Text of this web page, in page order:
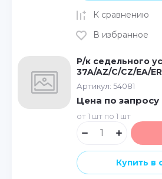
К сравнению
В избранное
Р/к седельного
37A/AZ/C/CZ/EA/
Артикул: 54081
Цена по запросу
от 1 шт по 1 шт
Купить в